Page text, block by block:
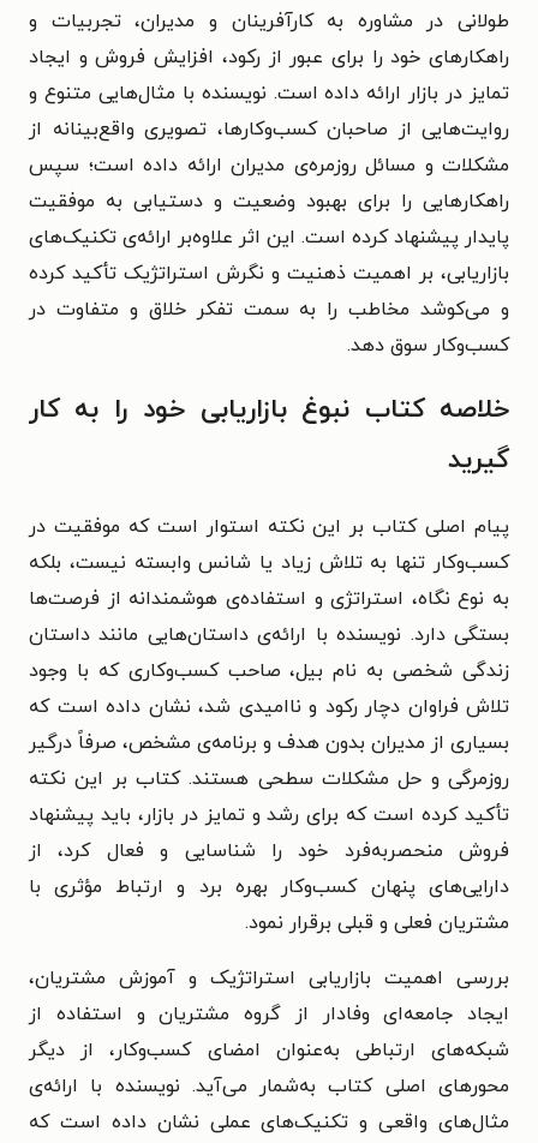
طولانی در مشاوره به کارآفرینان و مدیران، تجربیات و
راهکارهای خود را برای عبور از رکود، افزایش فروش و ایجاد
تمایز در بازار ارائه داده است. نویسنده با مثال‌هایی متنوع و
روایت‌هایی از صاحبان کسب‌وکارها، تصویری واقع‌بینانه از
مشکلات و مسائل روزمره‌ی مدیران ارائه داده است؛ سپس
راهکارهایی را برای بهبود وضعیت و دستیابی به موفقیت
پایدار پیشنهاد کرده است. این اثر علاوه‌بر ارائه‌ی تکنیک‌های
بازاریابی، بر اهمیت ذهنیت و نگرش استراتژیک تأکید کرده
و می‌کوشد مخاطب را به سمت تفکر خلاق و متفاوت در
کسب‌وکار سوق دهد.
خلاصه کتاب نبوغ بازاریابی خود را به کار
گیرید
پیام اصلی کتاب بر این نکته استوار است که موفقیت در
کسب‌وکار تنها به تلاش زیاد یا شانس وابسته نیست، بلکه
به نوع نگاه، استراتژی و استفاده‌ی هوشمندانه از فرصت‌ها
بستگی دارد. نویسنده با ارائه‌ی داستان‌هایی مانند داستان
زندگی شخصی به نام بیل، صاحب کسب‌وکاری که با وجود
تلاش فراوان دچار رکود و ناامیدی شد، نشان داده است که
بسیاری از مدیران بدون هدف و برنامه‌ی مشخص، صرفاً درگیر
روزمرگی و حل مشکلات سطحی هستند. کتاب بر این نکته
تأکید کرده است که برای رشد و تمایز در بازار، باید پیشنهاد
فروش منحصربه‌فرد خود را شناسایی و فعال کرد، از
دارایی‌های پنهان کسب‌وکار بهره برد و ارتباط مؤثری با
مشتریان فعلی و قبلی برقرار نمود.
بررسی اهمیت بازاریابی استراتژیک و آموزش مشتریان،
ایجاد جامعه‌ای وفادار از گروه مشتریان و استفاده از
شبکه‌های ارتباطی به‌عنوان امضای کسب‌وکار، از دیگر
محورهای اصلی کتاب به‌شمار می‌آید. نویسنده با ارائه‌ی
مثال‌های واقعی و تکنیک‌های عملی نشان داده است که